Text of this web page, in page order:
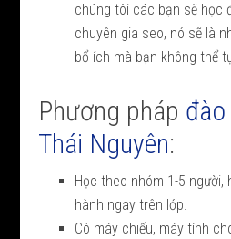
chúng tôi các bạn sẽ học
chuyên gia seo, nó sẽ là
bổ ích mà bạn không thể
Phương pháp
Thái Nguyên:
Học theo nhóm 1-5
hành ngay trên lớp.
Có máy chiếu, máy tính